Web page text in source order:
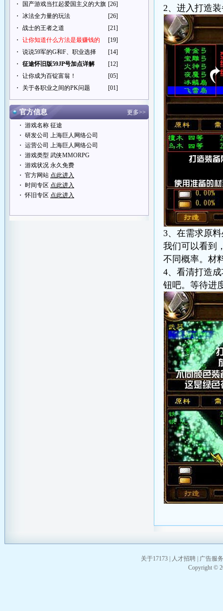
・
国产游戏当扛起爱国主义的大旗 [26]
・
冰法全力量的玩法
[26]
・
战士的王者之道
[21]
・
让你知道什么方法是最赚钱的
[19]
・
说说59军的G和F、职业选择
[14]
・
征途怀旧版59JP号加点详解
[12]
・
让你成为百锭富翁！
[05]
・
关于各职业之间的PK问题 [01]
官方信息
更多>>
・ 游戏名称 征途
・ 研发公司 上海巨人网络公司
・ 运营公司 上海巨人网络公司
・ 游戏类型 武侠MMORPG
・ 游戏状况 永久免费
・ 官方网站 点此进入
・ 时间专区 点此进入
・ 怀旧专区 点此进入
2、进入打造
3、在需求原
我们可以看到
不同概率。材
4、看清打造
钮吧。等待进
关于17173 人才招聘
广告服务
Copyright ©